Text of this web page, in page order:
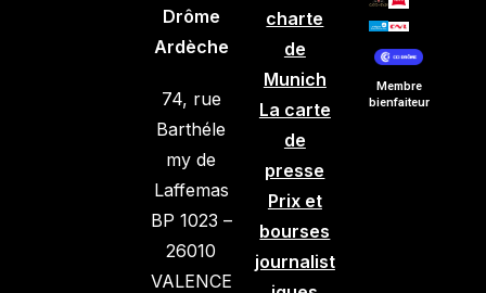
Drôme
Ardèche
74, rue
Barthéle
my de
Laffemas
BP 1023 –
26010
VALENCE
charte
de
Munich
La carte
de
presse
Prix et
bourses
journalist
Membre
bienfaiteur